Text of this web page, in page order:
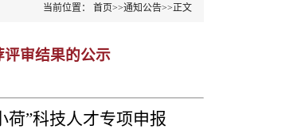
当前位置： 首页>>通知公告>>正文
评审结果的公示
荷”科技人才专项申报